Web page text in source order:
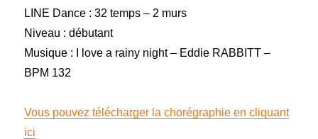
LINE Dance : 32 temps – 2 murs
Niveau : débutant
Musique : I love a rainy night – Eddie RABBITT –
BPM 132
Vous pouvez télécharger la chorégraphie en cliquant
ici